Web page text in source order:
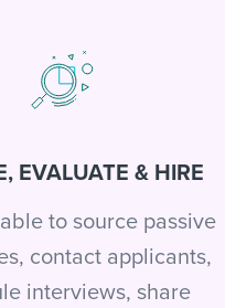
EVALUATE & HIRE
to source passive
contact applicants,
interviews, share